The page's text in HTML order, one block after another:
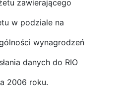
zawierającego
w podziale na
wynagrodzeń
danych do RIO
2006 roku.